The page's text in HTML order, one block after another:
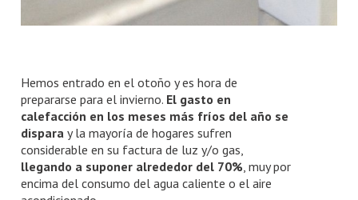
Hemos entrado en el otoño y es hora de
prepararse para el invierno. El gasto en
calefacción en los meses más fríos del año se
dispara y la mayoría de hogares sufren
considerable en su factura de luz y/o gas,
llegando a suponer alrededor del 70% , muy por
encima del consumo del agua caliente o el aire